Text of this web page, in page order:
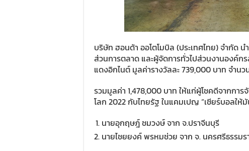
บริษัท ฮอนด้า ออโตโมบิล (ประเทศไทย) จำกัด
ส่วนการตลาด และผู้จัดการทั่วไปส่วนงานองค์
แดงอิกไนต์ มูลค่ารางวัลละ 739,000 บาท จำนว
รวมมูลค่า 1,478,000 บาท ให้แก่ผู้โชคดีจากก
โลก 2022 กับไทยรัฐ ในแคมเปญ “เชียร์บอลให้
นายอุกฤษฎ์ ชมวงษ์ จาก จ.ปราจีนบุรี
นายไชยยงค์ พรหมช่วย จาก จ. นครศรีธรรมร